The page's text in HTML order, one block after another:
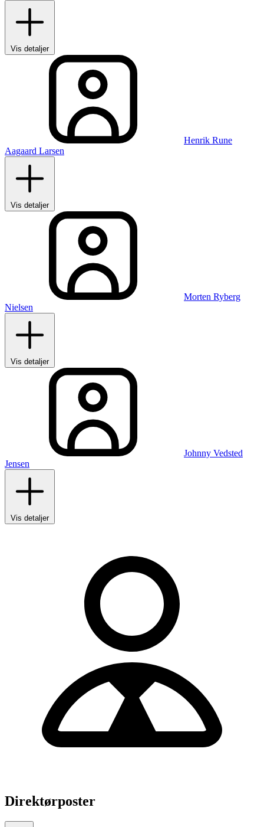
Vis detaljer
Henrik Rune
Aagaard Larsen
Vis detaljer
Morten Ryberg
Nielsen
Vis detaljer
Johnny Vedsted
Jensen
Vis detaljer
Direktørposter